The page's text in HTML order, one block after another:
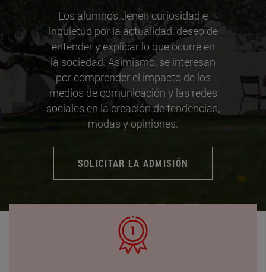
Los alumnos tienen curiosidad e
inquietud por la actualidad, deseo de
entender y explicar lo que ocurre en
la sociedad. Asimismo, se interesan
por comprender el impacto de los
medios de comunicación y las redes
sociales en la creación de tendencias,
modas y opiniones.
SOLICITAR LA ADMISIÓN